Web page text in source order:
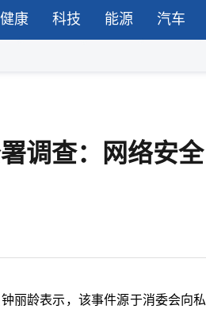
健康 科技 能源 汽车
调查：网络安全
丽龄表示，该事件源于消委会向私